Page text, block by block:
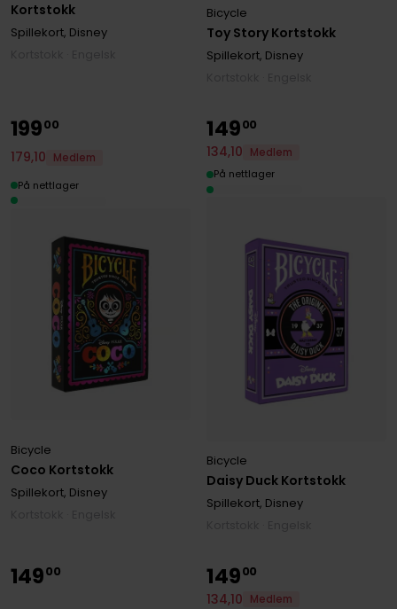
Kortstokk
Spillekort, Disney
Toy Story Kortstokk
Bicycle
Spillekort, Disney
Coco Kortstokk
Bicycle
Spillekort, Disney
19900
179,10
Medlem
På nettlager
Daisy Duck Kortstokk
Bicycle
Spillekort, Disney
14900
134,10
Medlem
På nettlager
14900 14900
134,10
Medlem